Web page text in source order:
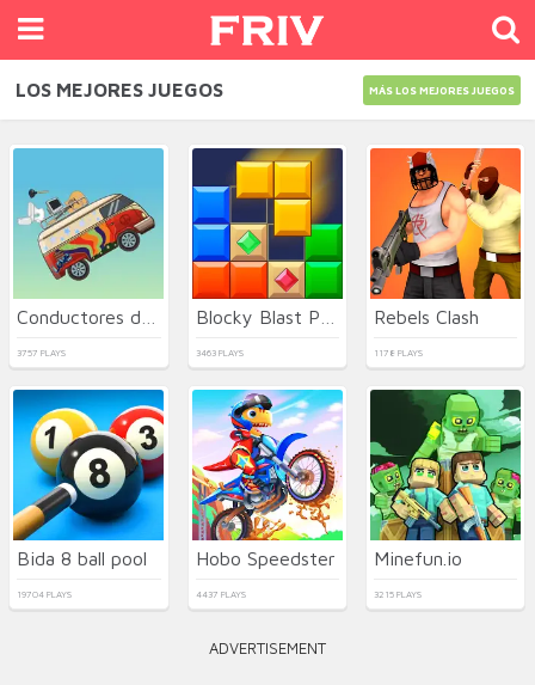
LOS MEJORES JUEGOS MÁS LOS MEJORES JUEGOS
3757 PLAYS 3463 PLAYS
Rebels Clash
1178 PLAYS
Bida 8 ball pool
19704 PLAYS
Hobo Speedster
4437 PLAYS
Minefun.io
3215 PLAYS
ADVERTISEMENT